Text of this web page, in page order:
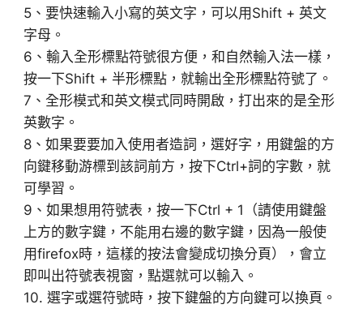
5、要快速輸入小寫的英文字，可以用Shift + 英文
字母。
6、輸入全形標點符號很方便，和自然輸入法一樣，
按一下Shift + 半形標點，就輸出全形標點符號了。
7、全形模式和英文模式同時開啟，打出來的是全形
英數字。
8、如果要要加入使用者造詞，選好字，用鍵盤的方
向鍵移動游標到該詞前方，按下Ctrl+詞的字數，就
可學習。
9、如果想用符號表，按一下Ctrl + 1（請使用鍵盤
上方的數字鍵，不能用右邊的數字鍵，因為一般使
用firefox時，這樣的按法會變成切換分頁），會立
即叫出符號表視窗，點選就可以輸入。
10. 選字或選符號時，按下鍵盤的方向鍵可以換頁。